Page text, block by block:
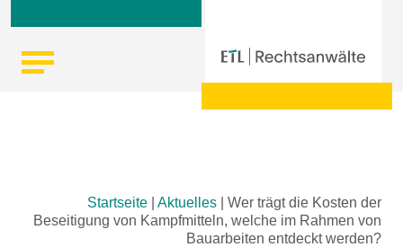
content
Startseite Aktuelles
Wer trägt die Kosten der
Beseitigung von Kampfmitteln, welche im Rahmen von
Bauarbeiten entdeckt werden?